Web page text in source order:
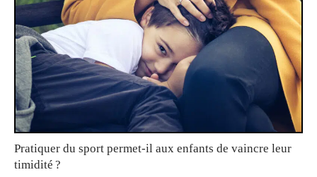
Pratiquer du sport permet-il aux enfants de vaincre leur
timidité ?